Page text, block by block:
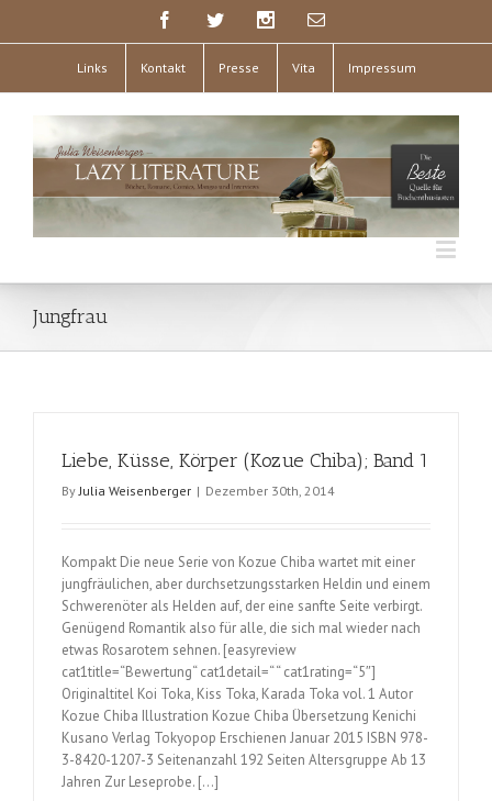
Links Kontakt Presse Vita Impressum
Jungfrau
Liebe, Küsse, Körper (Kozue Chiba); Band 1
ByJulia Weisenberger | Dezember 30th, 2014
Kompakt Die neue Serie von Kozue Chiba wartet mit einer
jungfräulichen, aber durchsetzungsstarken Heldin und einem
Schwerenöter als Helden auf, der eine sanfte Seite verbirgt.
Genügend Romantik also für alle, die sich mal wieder nach
etwas Rosarotem sehnen. [easyreview
cat1title=“Bewertung“ cat1detail=“ “ cat1rating=“5″]
Originaltitel Koi Toka, Kiss Toka, Karada Toka vol. 1 Autor
Kozue Chiba Illustration Kozue Chiba Übersetzung Kenichi
Kusano Verlag Tokyopop Erschienen Januar 2015 ISBN 978-
3-8420-1207-3 Seitenanzahl 192 Seiten Altersgruppe Ab 13
Jahren Zur Leseprobe. […]